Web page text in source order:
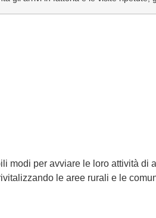
modi per avviare le loro attività di
le aree rurali e le